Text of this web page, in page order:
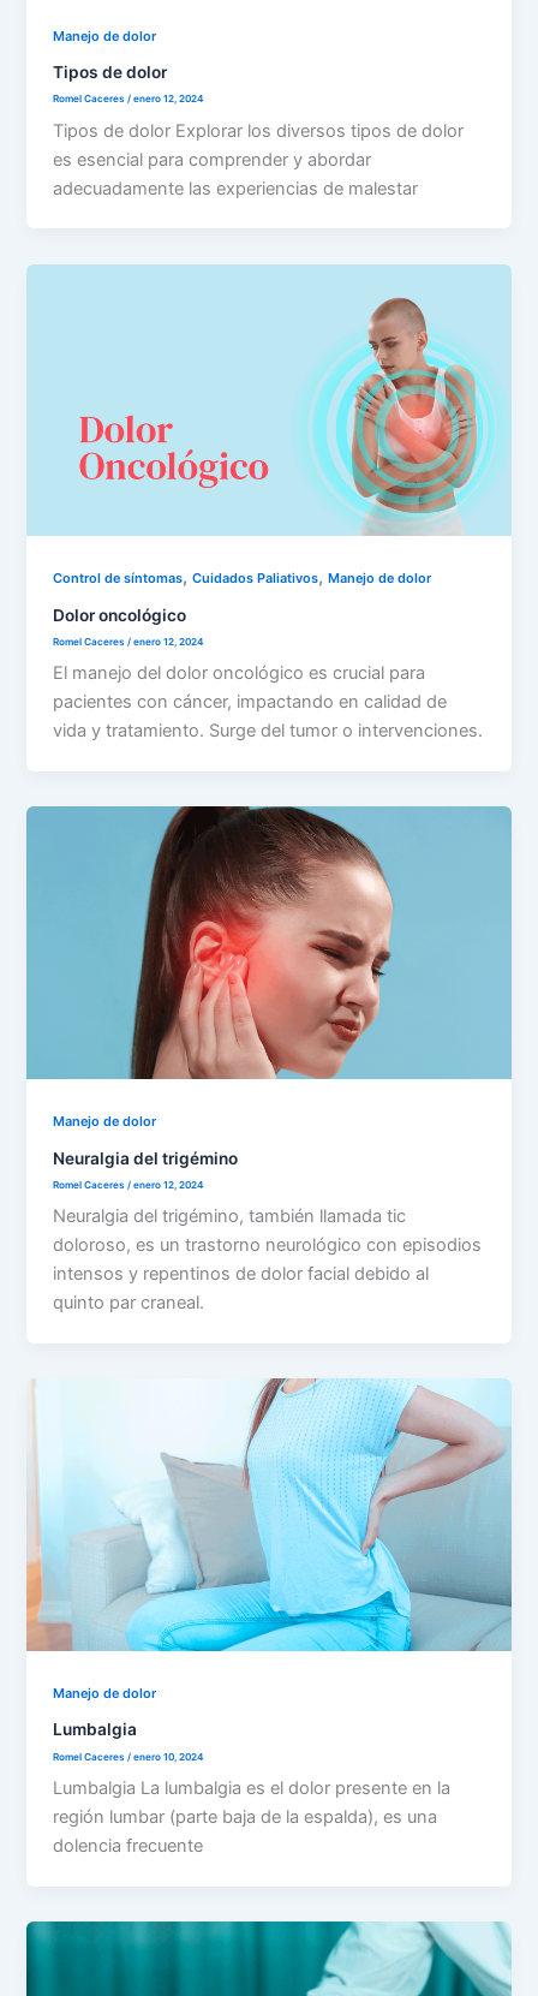
Manejo de dolor
Tipos de dolor
Romel Caceres/enero 12, 2024
Tipos de dolor Explorar los diversos tipos de dolor
es esencial para comprender y abordar
adecuadamente las experiencias de malestar
Control de síntomas,Cuidados Paliativos,Manejo de dolor
Dolor oncológico
Romel Caceres/enero 12, 2024
El manejo del dolor oncológico es crucial para
pacientes con cáncer, impactando en calidad de
vida y tratamiento. Surge del tumor o intervenciones.
Manejo de dolor
Neuralgia del trigémino
Romel Caceres/enero 12, 2024
Neuralgia del trigémino, también llamada tic
doloroso, es un trastorno neurológico con episodios
intensos y repentinos de dolor facial debido al
quinto par craneal.
Manejo de dolor
Lumbalgia
Romel Caceres/enero 10, 2024
Lumbalgia La lumbalgia es el dolor presente en la
región lumbar (parte baja de la espalda), es una
dolencia frecuente